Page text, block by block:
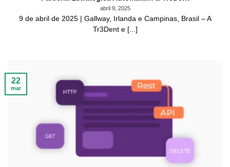
abril 9, 2025
9 de abril de 2025 | Gallway, Irlanda e Campinas, Brasil – A
Tr3Dent e [...]
22
mar